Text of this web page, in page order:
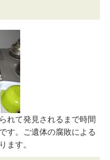
れて発見されるまで時間
す。ご遺体の腐敗による
ます。